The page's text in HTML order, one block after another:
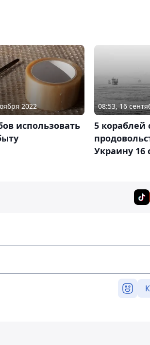
2022
использовать
08:53, 16
5 кораблей
Украину 16